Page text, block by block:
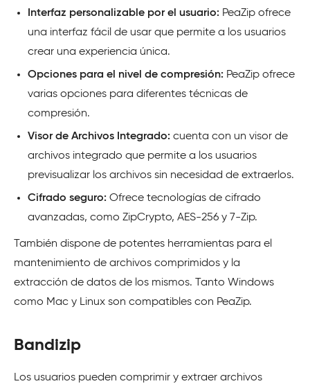
Interfaz personalizable por el usuario: PeaZip ofrece
una interfaz fácil de usar que permite a los usuarios
crear una experiencia única.
Opciones para el nivel de compresión: PeaZip ofrece
varias opciones para diferentes técnicas de
compresión.
Visor de Archivos Integrado: cuenta con un visor de
archivos integrado que permite a los usuarios
previsualizar los archivos sin necesidad de extraerlos.
Cifrado seguro: Ofrece tecnologías de cifrado
avanzadas, como ZipCrypto, AES-256 y 7-Zip.
También dispone de potentes herramientas para el
mantenimiento de archivos comprimidos y la
extracción de datos de los mismos. Tanto Windows
como Mac y Linux son compatibles con PeaZip.
Bandizip
Los usuarios pueden comprimir y extraer archivos